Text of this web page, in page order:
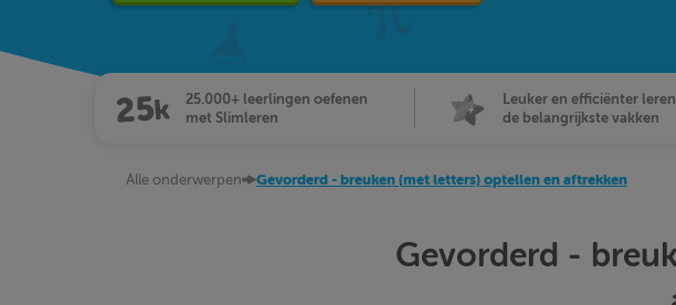
25.000+ leerlingen oefenen
met Slimleren
Leuker en efficiënter
de belangrijkste vakken
Alle onderwerpen Gevorderd - breuken (met letters) optellen en aftrekken
Gevorderd -